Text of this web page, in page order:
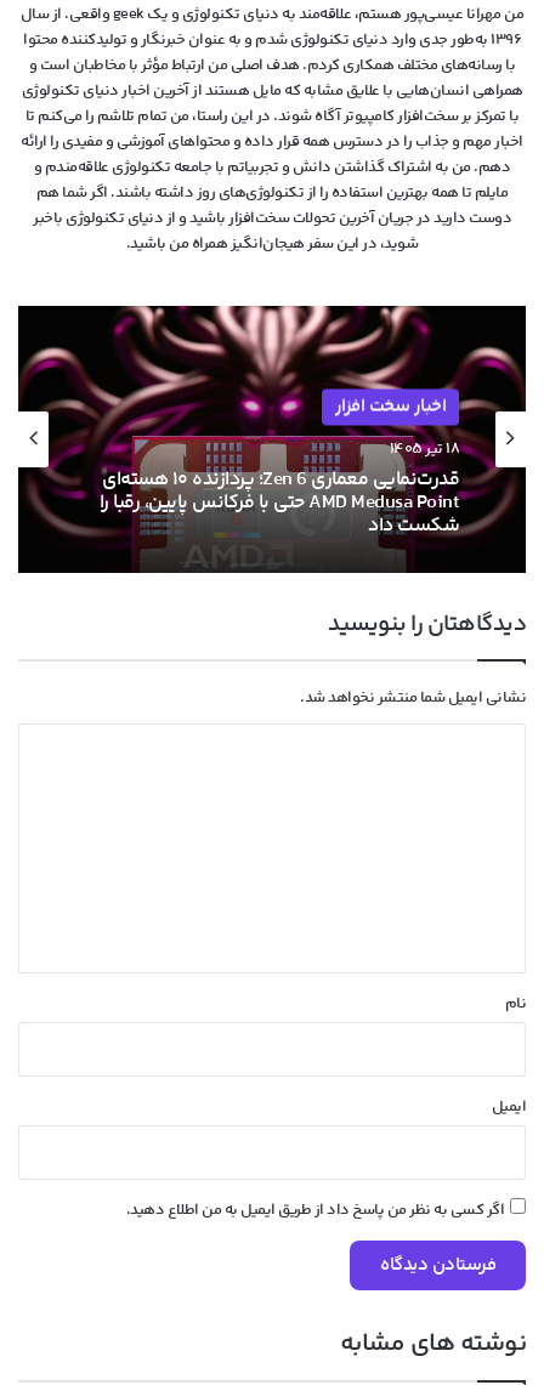
من مهرانا عیسی‌پور هستم، علاقه‌مند به دنیای تکنولوژی و یک geek واقعی. از سال
۱۳۹۶ به‌طور جدی وارد دنیای تکنولوژی شدم و به عنوان خبرنگار و تولیدکننده محتوا
با رسانه‌های مختلف همکاری کردم. هدف اصلی من ارتباط مؤثر با مخاطبان است و
همراهی انسان‌هایی با علایق مشابه که مایل هستند از آخرین اخبار دنیای تکنولوژی
با تمرکز بر سخت‌افزار کامپیوتر آگاه شوند. در این راستا، من تمام تلاشم را می‌کنم تا
اخبار مهم و جذاب را در دسترس همه قرار داده و محتواهای آموزشی و مفیدی را ارائه
دهم. من به اشتراک گذاشتن دانش و تجربیاتم با جامعه تکنولوژی علاقه‌مندم و
مایلم تا همه بهترین استفاده را از تکنولوژی‌های روز داشته باشند. اگر شما هم
دوست دارید در جریان آخرین تحولات سخت‌افزار باشید و از دنیای تکنولوژی‌ باخبر
شوید، در این سفر هیجان‌انگیز همراه من باشید.
اخبار سخت افزار
۱۸ تیر ۱۴۰۵
قدرت‌نمایی معماری Zen 6؛ پردازنده ۱۰ هسته‌ای
AMD Medusa Point حتی با فرکانس پایین، رقبا را
شکست داد
دیدگاهتان را بنویسید
نشانی ایمیل شما منتشر نخواهد شد.
نام
ایمیل
اگر کسی به نظر من پاسخ داد از طریق ایمیل به من اطلاع دهید.
نوشته های مشابه